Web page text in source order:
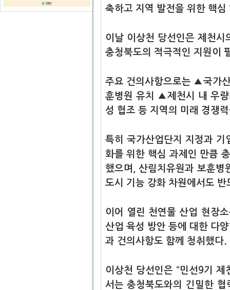
축하고 지역 발전을 위한 핵
이날 이상천 당선인은 제천
충청북도의 적극적인 지원이
주요 건의사항으로는 ▲국가
훈병원 유치 ▲제천시 내 우
성 협조 등 지역의 미래 경쟁
특히 국가산업단지 지정과
화를 위한 핵심 과제인 만큼
했으며, 산림치유원과 보훈병
도시 기능 강화 차원에서도
이어 열린 천연물 산업 현장
산업 육성 방안 등에 대한 다
과 건의사항도 함께 청취했다.
이상천 당선인은 “민선9기
서는 충청북도와의 긴밀한